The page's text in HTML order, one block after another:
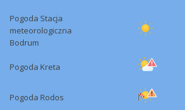
Pogoda Stacja
meteorologiczna
Bodrum
Pogoda Kreta
Pogoda Rodos